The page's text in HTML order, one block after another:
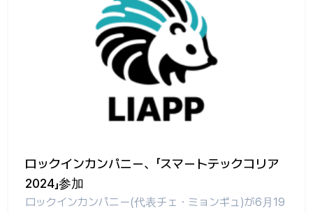
ロックインカンパニー、「スマートテックコリア
2024」参加
ロックインカンパニー(代表チェ・ミョンギュ)が6月19